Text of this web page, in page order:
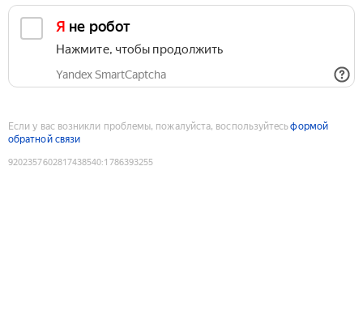
Я не робот
Нажмите, чтобы продолжить
Yandex SmartCaptcha
Если у вас возникли проблемы, пожалуйста, воспользуйтесьформой
обратной связи
9202357602817438540:1786393255